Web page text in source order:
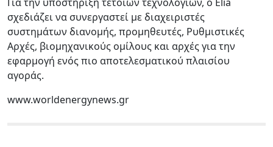
σχεδιάζει να συνεργαστεί με διαχειριστές
συστημάτων διανομής, προμηθευτές, Ρυθμιστικές
Αρχές, βιομηχανικούς ομίλους και αρχές για την
εφαρμογή ενός πιο αποτελεσματικού πλαισίου
αγοράς.
www.worldenergynews.gr